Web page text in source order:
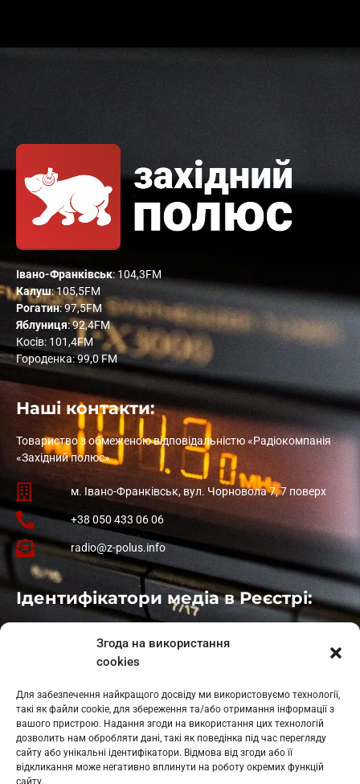
Згода на використання
cookies
Для забезпечення найкращого досвіду ми використовуємо технології,
такі як файли cookie, для збереження та/або отримання інформації з
вашого пристрою. Надання згоди на використання цих технологій
дозволить нам обробляти дані, такі як поведінка під час перегляду
сайту або унікальні ідентифікатори. Відмова від згоди або її
відкликання може негативно вплинути на роботу окремих функцій
сайту.
Івано-Франківськ: 104,3FM
Калуш: 105,5FM
Рогатин: 97,5FM
Яблуниця: 92,4FM
Косів: 101,4FM
Городенка: 99,0 FM
Наші контакти:
Товариство з обмеженою відповідальністю «Радіокомпанія
«Західний полюс»
м. Івано-Франківськ, вул. Чорновола 7, 7 поверх
+38 050 433 06 06
radio@z-polus.info
Ідентифікатори медіа в Реєстрі:
: L11-01410
: L11-01801
Косів: L11-01805
Гарасимів: L11-02274